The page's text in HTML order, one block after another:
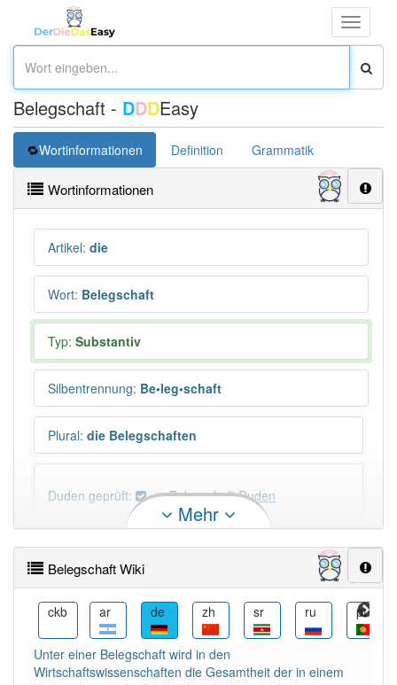
Toggle
Belegschaft - DDDEasy
Wortinformationen Definition Grammatik
Wortinformationen
Artikel: die
Wort: Belegschaft
Typ: Substantiv
Silbentrennung: Be•leg•schaft
Plural: die Belegschaften
Duden geprüft: Belegschaft Duden
×
Wörter, die mit "-schaft" enden, haben fast immer
Artikel:die.
DER:13Ausnahmen Beispiele
Mehr
Belegschaft Wiki
ckb ar de zh sr ru pt
Unter einer Belegschaft wird in den
Wirtschaftswissenschaften die Gesamtheit der in einem